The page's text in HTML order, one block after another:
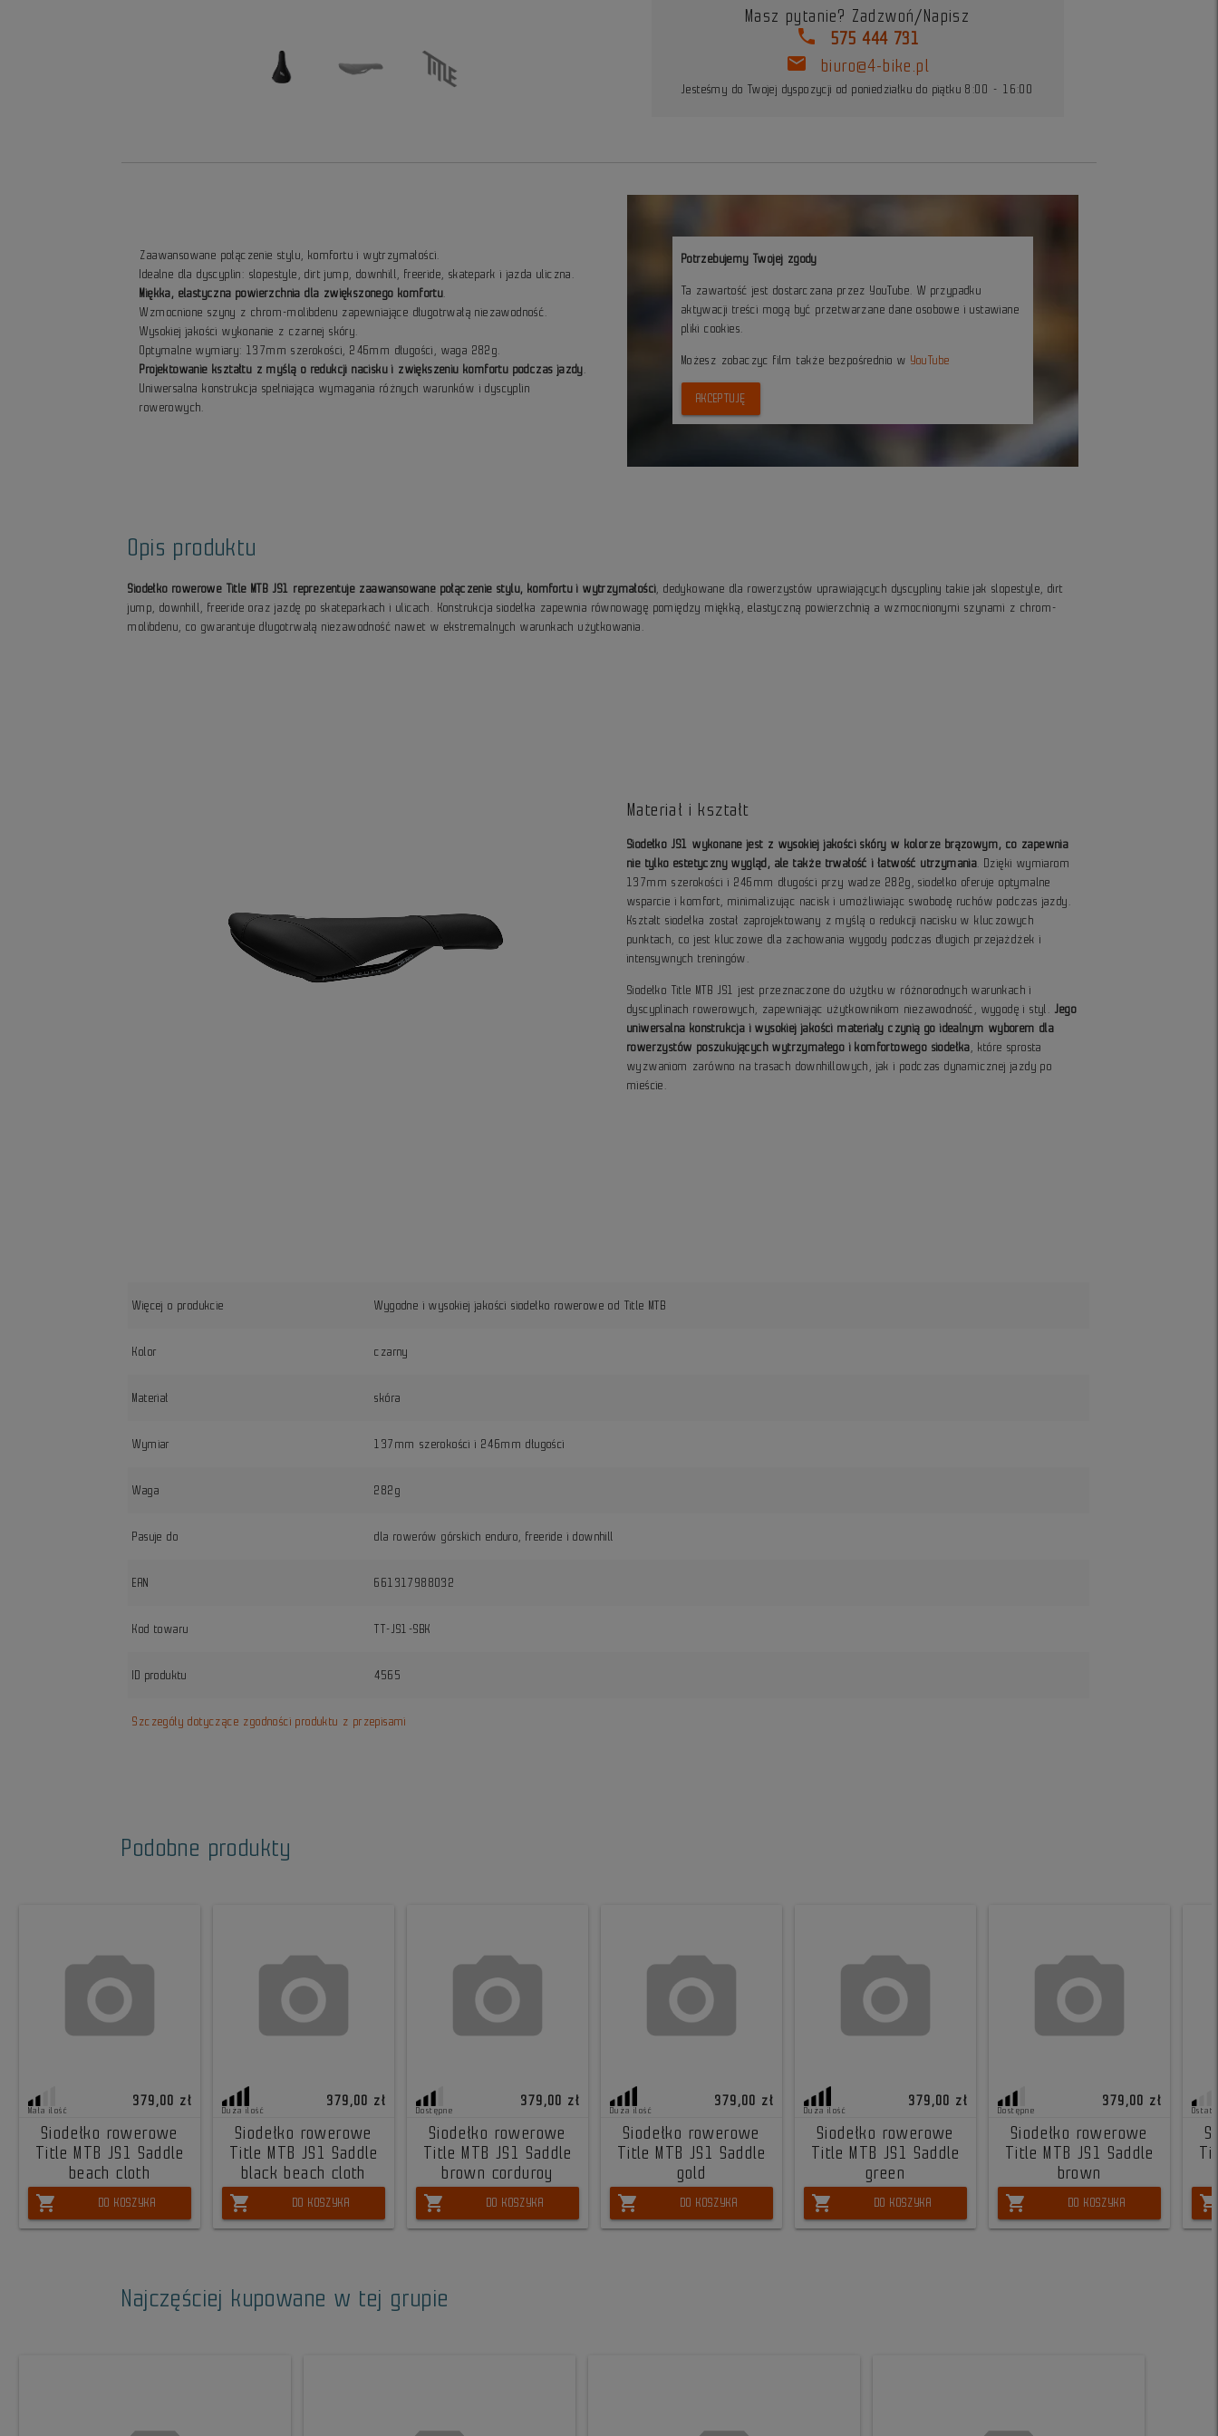
Masz pytanie? Zadzwoń/Napisz
phone 575 444 731
mail biuro@4-bike.pl
Jesteśmy do Twojej dyspozycji od poniedziałku do piątku 8:00 - 16:00
Zaawansowane połączenie stylu, komfortu i wytrzymałości.
Idealne dla dyscyplin: slopestyle, dirt jump, downhill, freeride, skatepark i jazda uliczna.
Miękka, elastyczna powierzchnia dla zwiększonego komfortu.
Wzmocnione szyny z chrom-molibdenu zapewniające długotrwałą niezawodność.
Wysokiej jakości wykonanie z czarnej skóry.
Optymalne wymiary: 137mm szerokości, 246mm długości, waga 282g.
Projektowanie kształtu z myślą o redukcji nacisku i zwiększeniu komfortu podczas jazdy.
Uniwersalna konstrukcja spełniająca wymagania różnych warunków i dyscyplin
rowerowych.
Potrzebujemy Twojej zgody
Ta zawartość jest dostarczana przez YouTube. W przypadku
aktywacji treści mogą być przetwarzane dane osobowe i ustawiane
pliki cookies.
Możesz zobaczyc film także bezpośrednio w YouTube
AKCEPTUJĘ
Opis produktu
Siodełko rowerowe Title MTB JS1 reprezentuje zaawansowane połączenie stylu, komfortu i wytrzymałości , dedykowane dla rowerzystów uprawiających dyscypliny takie jak slopestyle, dirt
jump, downhill, freeride oraz jazdę po skateparkach i ulicach. Konstrukcja siodełka zapewnia równowagę pomiędzy miękką, elastyczną powierzchnią a wzmocnionymi szynami z chrom-
molibdenu, co gwarantuje długotrwałą niezawodność nawet w ekstremalnych warunkach użytkowania.
Materiał i kształt
Siodełko JS1 wykonane jest z wysokiej jakości skóry w kolorze brązowym, co zapewnia
nie tylko estetyczny wygląd, ale także trwałość i łatwość utrzymania. Dzięki wymiarom
137mm szerokości i 246mm długości przy wadze 282g, siodełko oferuje optymalne
wsparcie i komfort, minimalizując nacisk i umożliwiając swobodę ruchów podczas jazdy.
Kształt siodełka został zaprojektowany z myślą o redukcji nacisku w kluczowych
punktach, co jest kluczowe dla zachowania wygody podczas długich przejażdżek i
intensywnych treningów.
Siodełko Title MTB JS1 jest przeznaczone do użytku w różnorodnych warunkach i
dyscyplinach rowerowych, zapewniając użytkownikom niezawodność, wygodę i styl. Jego
uniwersalna konstrukcja i wysokiej jakości materiały czynią go idealnym wyborem dla
rowerzystów poszukujących wytrzymałego i komfortowego siodełka, które sprosta
wyzwaniom zarówno na trasach downhillowych, jak i podczas dynamicznej jazdy po
mieście.
Więcej o produkcie Wygodne i wysokiej jakości siodełko rowerowe od Title MTB
Kolor czarny
Materiał skóra
Wymiar 137mm szerokości i 246mm długości
Waga 282g
Pasuje do dla rowerów górskich enduro, freeride i downhill
EAN 661317988032
Kod towaru TT-JS1-SBK
ID produktu 4565
Szczegóły dotyczące zgodności produktu z przepisami
Podobne produkty
Mała ilość
379,00 zł
Siodełko rowerowe
Title MTB JS1 Saddle
beach cloth
shopping_cart DO KOSZYKA
Duża ilość
379,00 zł
Siodełko rowerowe
Title MTB JS1 Saddle
black beach cloth
shopping_cart DO KOSZYKA
Dostępne
379,00 zł
Siodełko rowerowe
Title MTB JS1 Saddle
brown corduroy
shopping_cart DO KOSZYKA
Duża ilość
379,00 zł
Siodełko rowerowe
Title MTB JS1 Saddle
gold
shopping_cart DO KOSZYKA
Duża ilość
379,00 zł
Siodełko rowerowe
Title MTB JS1 Saddle
green
shopping_cart DO KOSZYKA
Dostępne
379,00 zł
Siodełko rowerowe
Title MTB JS1 Saddle
brown
shopping_cart DO KOSZYKA
Najczęściej kupowane w tej grupie